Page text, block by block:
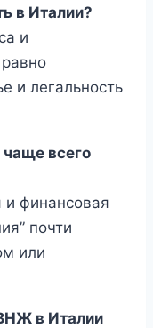
в Италии?
и
и легальность
чаще всего
и финансовая
почти
или
в Италии